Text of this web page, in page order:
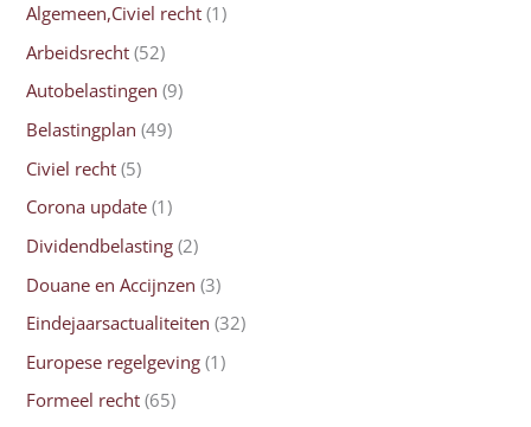
Algemeen,Civiel recht (1)
Arbeidsrecht (52)
Autobelastingen (9)
Belastingplan (49)
Civiel recht (5)
Corona update (1)
Dividendbelasting (2)
Douane en Accijnzen (3)
Eindejaarsactualiteiten (32)
Europese regelgeving (1)
Formeel recht (65)